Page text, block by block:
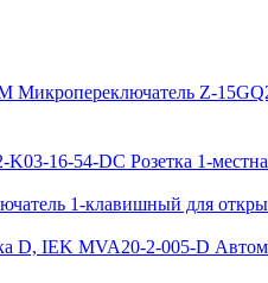
Микропереключатель Z-
Розетка 1-
1-клавишный для